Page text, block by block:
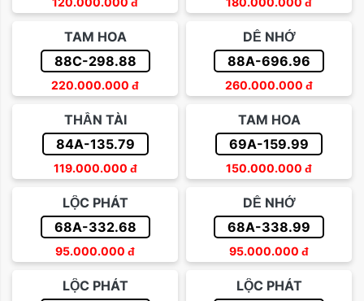
TAM HOA
88C-298.88
220.000.000 đ
DỄ NHỚ
88A-696.96
260.000.000 đ
THẦN TÀI
84A-135.79
119.000.000 đ
TAM HOA
69A-159.99
150.000.000 đ
LỘC PHÁT
68A-332.68
95.000.000 đ
DỄ NHỚ
68A-338.99
95.000.000 đ
LỘC PHÁT
LỘC PHÁT